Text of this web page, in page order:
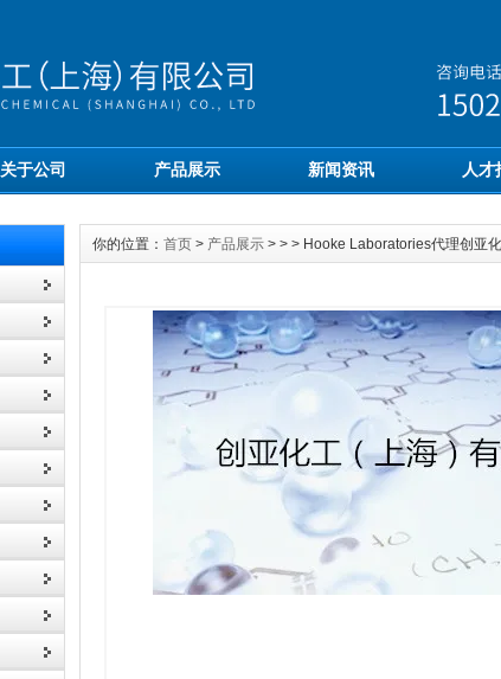
关于公司 产品展示 新闻资讯 人才
你的位置： 首页 > 产品展示 > > > Hooke Laboratories代理创亚